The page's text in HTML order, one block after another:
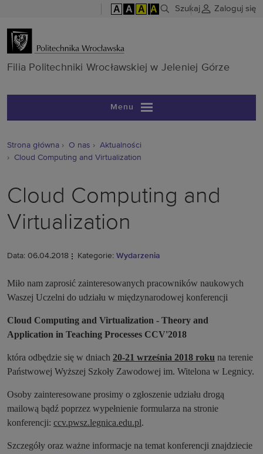
A A A A Szukaj Zaloguj się
Filia
Filia Politechniki Wrocławskiej w Jeleniej Górze
Menu
Strona główna O nas
Aktualności
Cloud Computing and Virtualization
Cloud Computing and
Virtualization
Data: 06.04.2018 Kategorie: Wydarzenia
Miło nam zaprosić zainteresowanych pracowników naukowych
Waszej Uczelni do udziału w międzynarodowej konferencji
Cloud Computing and Virtualization - Theory and
Application in Teaching Processes CCV'2018
która odbędzie się w dniach 20-21 września 2018 roku na terenie
Państwowej Wyższej Szkoły Zawodowej im. Witelona w Legnicy.
Osoby zainteresowane prosimy o zgłoszenie udziału drogą
mailową bądź poprzez wypełnienie formularza na stronie
konferencji: ccv.pwsz.legnica.edu.pl.
Szczegóły oraz ważne informacje na temat konferencji znajdziecie